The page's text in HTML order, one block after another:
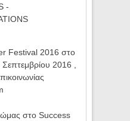
-
Festival 2016 στο
Σεπτεμβρίου 2016 ,
στο Success